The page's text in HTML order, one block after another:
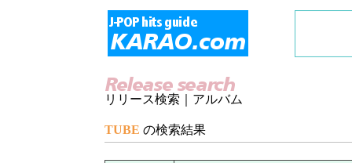
リリース検索｜アルバム
TUBE の検索結果